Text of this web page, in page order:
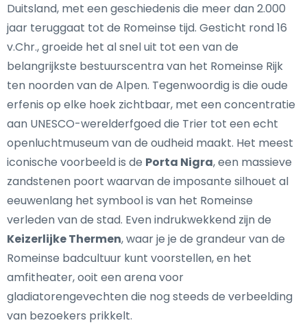
Duitsland, met een geschiedenis die meer dan 2.000
jaar teruggaat tot de Romeinse tijd. Gesticht rond 16
v.Chr., groeide het al snel uit tot een van de
belangrijkste bestuurscentra van het Romeinse Rijk
ten noorden van de Alpen. Tegenwoordig is die oude
erfenis op elke hoek zichtbaar, met een concentratie
aan UNESCO-werelderfgoed die Trier tot een echt
openluchtmuseum van de oudheid maakt. Het meest
iconische voorbeeld is de Porta Nigra, een massieve
zandstenen poort waarvan de imposante silhouet al
eeuwenlang het symbool is van het Romeinse
verleden van de stad. Even indrukwekkend zijn de
Keizerlijke Thermen, waar je je de grandeur van de
Romeinse badcultuur kunt voorstellen, en het
amfitheater, ooit een arena voor
gladiatorengevechten die nog steeds de verbeelding
van bezoekers prikkelt.